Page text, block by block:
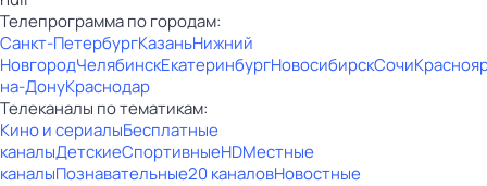
Телепрограмма по городам:
Санкт-ПетербургКазаньНижний
НовгородЧелябинскЕкатеринбургНовосибирскСочи
на-ДонуКраснодар
Телеканалы по тематикам:
Кино и сериалыБесплатные
каналыДетскиеСпортивныеHDМестные
каналыПознавательные20 каналовНовостные